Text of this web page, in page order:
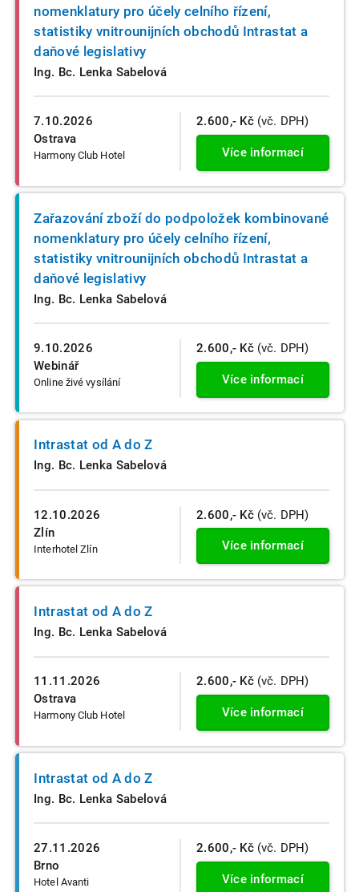
7.10.2026
Ostrava
Harmony Club Hotel
nomenklatury pro účely celního řízení,
statistiky vnitrounijních obchodů Intrastat a
daňové legislativy
Ing. Bc. Lenka Sabelová
2.600,- Kč (vč. DPH)
Více informací
9.10.2026
Webinář
Online živé vysílání
Zařazování zboží do podpoložek kombinované
nomenklatury pro účely celního řízení,
statistiky vnitrounijních obchodů Intrastat a
daňové legislativy
Ing. Bc. Lenka Sabelová
2.600,- Kč (vč. DPH)
Více informací
12.10.2026
Zlín
Interhotel Zlín
Intrastat od A do Z
Ing. Bc. Lenka Sabelová
2.600,- Kč (vč. DPH)
Více informací
11.11.2026
Ostrava
Harmony Club Hotel
Intrastat od A do Z
Ing. Bc. Lenka Sabelová
2.600,- Kč (vč. DPH)
Více informací
27.11.2026
Brno
Hotel Avanti
Intrastat od A do Z
Ing. Bc. Lenka Sabelová
2.600,- Kč (vč. DPH)
Více informací